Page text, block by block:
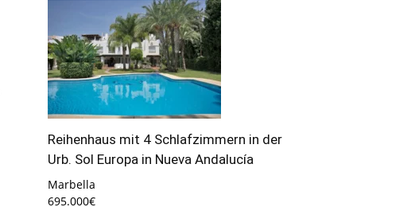
Reihenhaus mit 4 Schlafzimmern in der
Urb. Sol Europa in Nueva Andalucía
Marbella
695.000€